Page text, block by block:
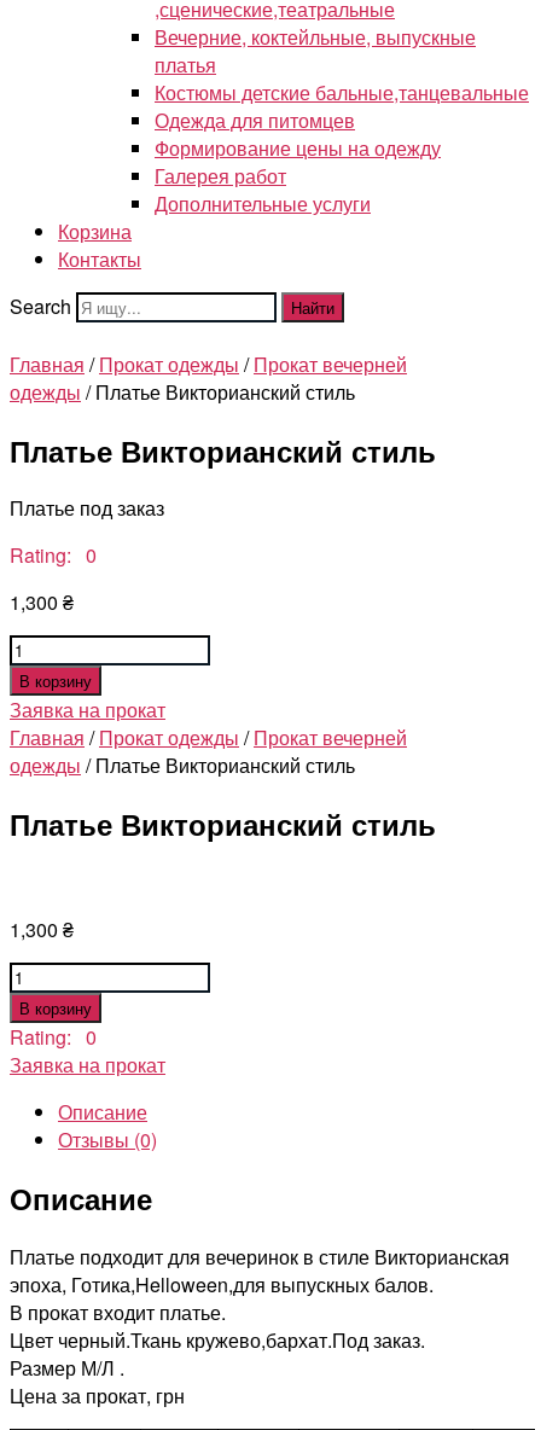
,сценические,театральные
Вечерние, коктейльные, выпускные
платья
Костюмы детские бальные,танцевальные
Одежда для питомцев
Формирование цены на одежду
Галерея работ
Дополнительные услуги
Корзина
Контакты
Search
Найти
Главная /Прокат одежды /Прокат вечерней
одежды / Платье Викторианский стиль
Платье Викторианский стиль
Платье под заказ
Rating: 0
1,300 ₴
Количество
товара
Платье
Викторианский
стиль
В корзину
Заявка на прокат
Главная /Прокат одежды /Прокат вечерней
одежды / Платье Викторианский стиль
Платье Викторианский стиль
1,300 ₴
Количество
товара
Платье
Викторианский
В корзину
Rating: 0
Заявка на прокат
Описание
Отзывы (0)
Описание
Платье подходит для вечеринок в стиле Викторианская
эпоха, Готика,Helloween,для выпускных балов.
В прокат входит платье.
Цвет черный.Ткань кружево,бархат.Под заказ.
Размер М/Л .
Цена за прокат, грн